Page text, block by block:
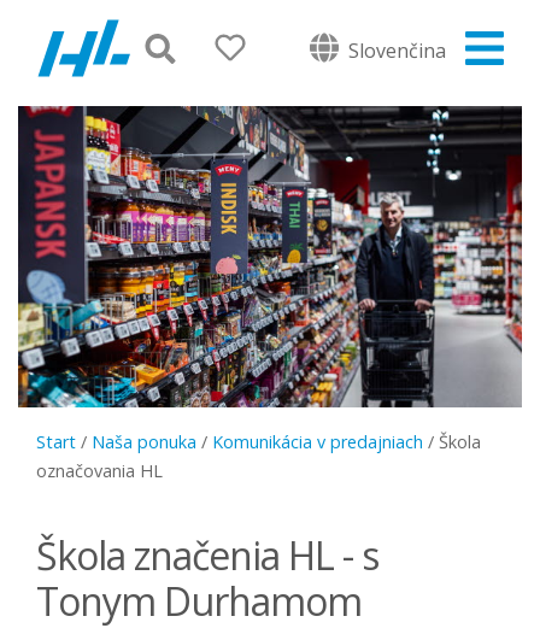
Slovenčina
Start / Naša ponuka / Komunikácia v predajniach / Škola
označovania HL
Škola značenia HL - s
Tonym Durhamom